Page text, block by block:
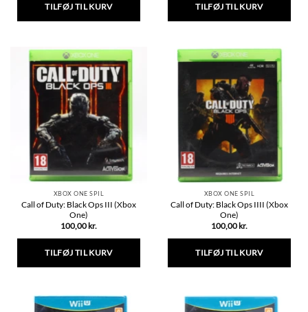
TILFØJ TIL KURV TILFØJ TIL KURV
XBOX ONE SPIL
Call of Duty: Black Ops III (Xbox
One)
100,00 kr.
TILFØJ TIL KURV
XBOX ONE SPIL
Call of Duty: Black Ops IIII (Xbox
One)
100,00 kr.
TILFØJ TIL KURV